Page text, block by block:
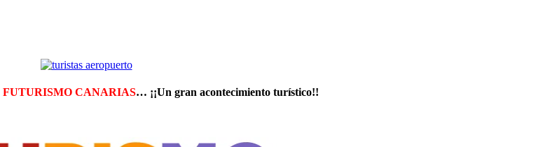
FUTURISMO CANARIAS… ¡¡Un gran acontecimiento turístico!!